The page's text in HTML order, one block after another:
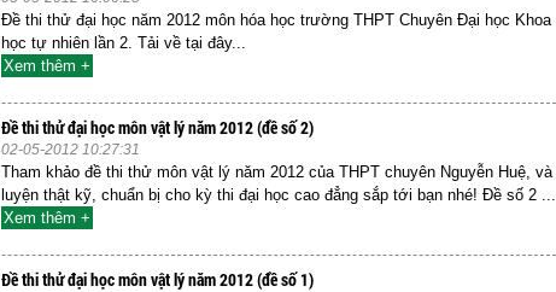
Đề thi thử đại học năm 2012 môn hóa học trường THPT Chuyên Đại học Khoa
học tự nhiên lần 2. Tải về tại đây...
Xem thêm +
Đề thi thử đại học môn vật lý năm 2012 (đề số 2)
02-05-2012 10:27:31
Tham khảo đề thi thử môn vật lý năm 2012 của THPT chuyên Nguyễn Huệ, và
luyện thật kỹ, chuẩn bị cho kỳ thi đại học cao đẳng sắp tới bạn nhé! Đề số 2 ...
Xem thêm +
Đề thi thử đại học môn vật lý năm 2012 (đề số 1)